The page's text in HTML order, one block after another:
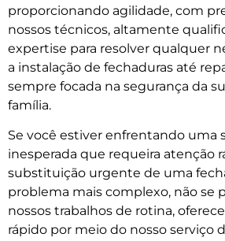
proporcionando agilidade, com
nossos técnicos, altamente
expertise para resolver qualquer
a instalação de fechaduras até
sempre focada na segurança da
família.
Se você estiver enfrentando uma
inesperada que requeira atenção
substituição urgente de uma
problema mais complexo, não se
nossos trabalhos de rotina,
rápido por meio do nosso serviço